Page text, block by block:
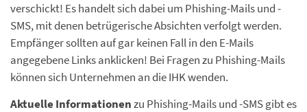
verschickt! Es handelt sich dabei um Phishing-Mails und -
SMS, mit denen betrügerische Absichten verfolgt werden.
Empfänger sollten auf gar keinen Fall in den E-Mails
angegebene Links anklicken! Bei Fragen zu Phishing-Mails
können sich Unternehmen an die IHK wenden.
Aktuelle Informationenzu Phishing-Mails und -SMS gibt es